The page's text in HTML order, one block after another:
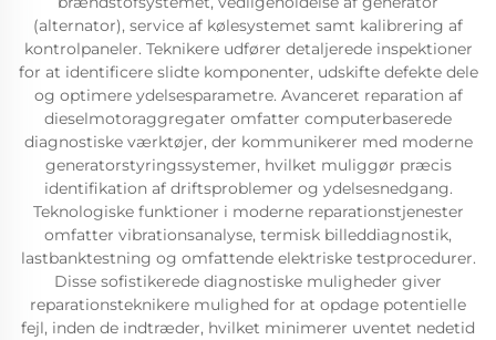
(alternator), service af kølesystemet samt kalibrering af
kontrolpaneler. Teknikere udfører detaljerede inspektioner
for at identificere slidte komponenter, udskifte defekte dele
og optimere ydelsesparametre. Avanceret reparation af
dieselmotoraggregater omfatter computerbaserede
diagnostiske værktøjer, der kommunikerer med moderne
generatorstyringssystemer, hvilket muliggør præcis
identifikation af driftsproblemer og ydelsesnedgang.
Teknologiske funktioner i moderne reparationstjenester
omfatter vibrationsanalyse, termisk billeddiagnostik,
lastbanktestning og omfattende elektriske testprocedurer.
Disse sofistikerede diagnostiske muligheder giver
reparationsteknikere mulighed for at opdage potentielle
fejl, inden de indtræder, hvilket minimerer uventet nedetid